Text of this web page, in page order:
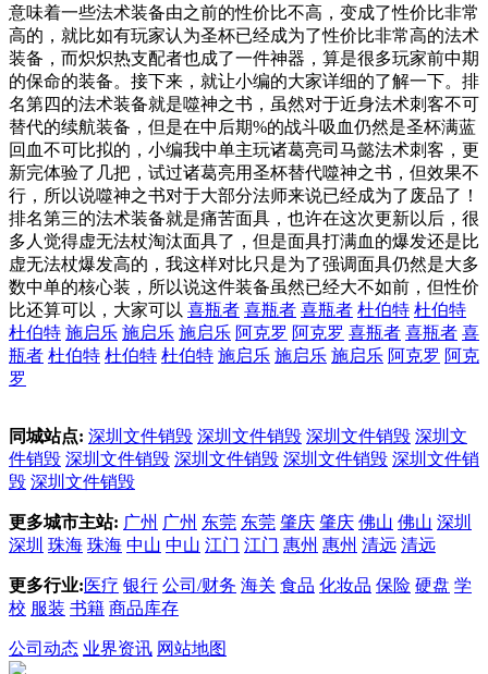
意味着一些法术装备由之前的性价比不高，变成了性价比非常
高的，就比如有玩家认为圣杯已经成为了性价比非常高的法术
装备，而炽炽热支配者也成了一件神器，算是很多玩家前中期
的保命的装备。接下来，就让小编的大家详细的了解一下。排
名第四的法术装备就是噬神之书，虽然对于近身法术刺客不可
替代的续航装备，但是在中后期%的战斗吸血仍然是圣杯满蓝
回血不可比拟的，小编我中单主玩诸葛亮司马懿法术刺客，更
新完体验了几把，试过诸葛亮用圣杯替代噬神之书，但效果不
行，所以说噬神之书对于大部分法师来说已经成为了废品了！
排名第三的法术装备就是痛苦面具，也许在这次更新以后，很
多人觉得虚无法杖淘汰面具了，但是面具打满血的爆发还是比
虚无法杖爆发高的，我这样对比只是为了强调面具仍然是大多
数中单的核心装，所以说这件装备虽然已经大不如前，但性价
比还算可以，大家可以 喜瓶者 喜瓶者 喜瓶者 杜伯特 杜伯特
杜伯特 施启乐 施启乐 施启乐 阿克罗 阿克罗 喜瓶者 喜瓶者 喜
瓶者 杜伯特 杜伯特 杜伯特 施启乐 施启乐 施启乐 阿克罗 阿克
罗
同城站点: 深圳文件销毁 深圳文件销毁 深圳文件销毁 深圳文
件销毁 深圳文件销毁 深圳文件销毁 深圳文件销毁 深圳文件销
毁 深圳文件销毁
更多城市主站: 广州 广州 东莞 东莞 肇庆 肇庆 佛山 佛山 深圳
深圳 珠海 珠海 中山 中山 江门 江门 惠州 惠州 清远 清远
更多行业:医疗 银行 公司/财务 海关 食品 化妆品 保险 硬盘 学
校 服装 书籍 商品库存
公司动态 业界资讯 网站地图